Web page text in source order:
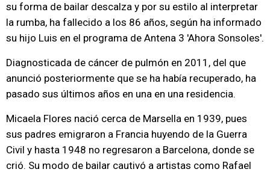
su forma de bailar descalza y por su estilo al interpretar
la rumba, ha fallecido a los 86 años, según ha informado
su hijo Luis en el programa de Antena 3 'Ahora Sonsoles'.
Diagnosticada de cáncer de pulmón en 2011, del que
anunció posteriormente que se ha había recuperado, ha
pasado sus últimos años en una en una residencia.
Micaela Flores nació cerca de Marsella en 1939, pues
sus padres emigraron a Francia huyendo de la Guerra
Civil y hasta 1948 no regresaron a Barcelona, donde se
crió. Su modo de bailar cautivó a artistas como Rafael